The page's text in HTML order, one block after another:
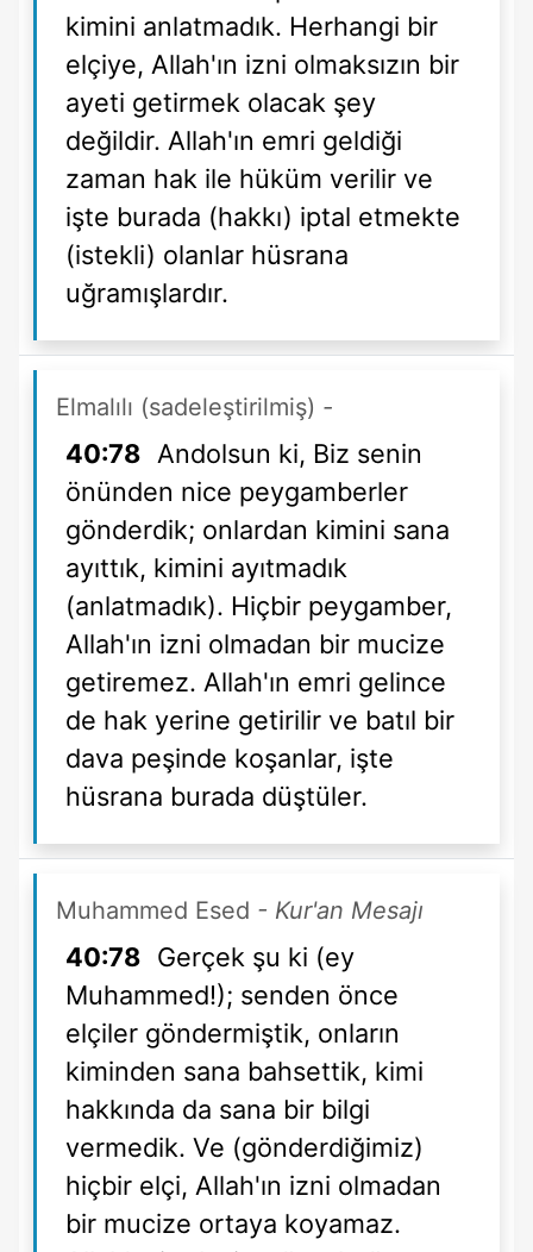
kimini anlatmadık. Herhangi bir
elçiye, Allah'ın izni olmaksızın bir
ayeti getirmek olacak şey
değildir. Allah'ın emri geldiği
zaman hak ile hüküm verilir ve
işte burada (hakkı) iptal etmekte
(istekli) olanlar hüsrana
uğramışlardır.
Elmalılı (sadeleştirilmiş) -
40:78 Andolsun ki, Biz senin
önünden nice peygamberler
gönderdik; onlardan kimini sana
ayıttık, kimini ayıtmadık
(anlatmadık). Hiçbir peygamber,
Allah'ın izni olmadan bir mucize
getiremez. Allah'ın emri gelince
de hak yerine getirilir ve batıl bir
dava peşinde koşanlar, işte
hüsrana burada düştüler.
Muhammed Esed - Kur'an Mesajı
40:78 Gerçek şu ki (ey
Muhammed!); senden önce
elçiler göndermiştik, onların
kiminden sana bahsettik, kimi
hakkında da sana bir bilgi
vermedik. Ve (gönderdiğimiz)
hiçbir elçi, Allah'ın izni olmadan
bir mucize ortaya koyamaz.